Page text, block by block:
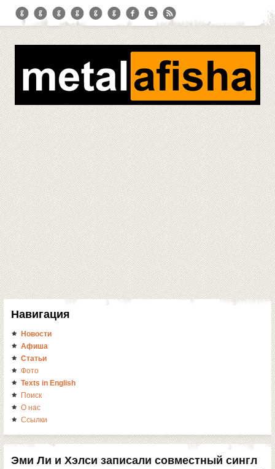
Навигация
Новости
Афиша
Статьи
Фото
Texts in English
Поиск
О нас
Ссылки
Эми Ли и Хэлси записали совместный сингл